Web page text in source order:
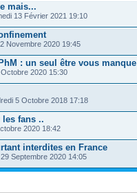
mais...
13 Février 2021 19:10
Novembre 2020 19:45
: un seul être vous manque
2020 15:30
5 Octobre 2018 17:18
fans ..
2020 18:42
interdites en France
Septembre 2020 14:05